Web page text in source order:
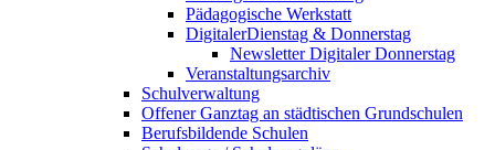
Pädagogische Werkstatt
DigitalerDienstag & Donnerstag
Newsletter Digitaler Donnerstag
Veranstaltungsarchiv
Schulverwaltung
Offener Ganztag an städtischen Grundschulen
Berufsbildende Schulen